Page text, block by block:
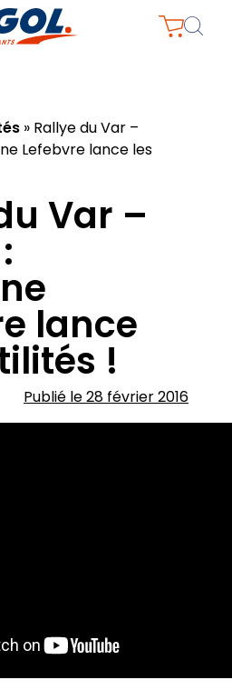
» Rallye du Var –
Lefebvre lance les
Var –
lance
!
Publié le 28 février 2016